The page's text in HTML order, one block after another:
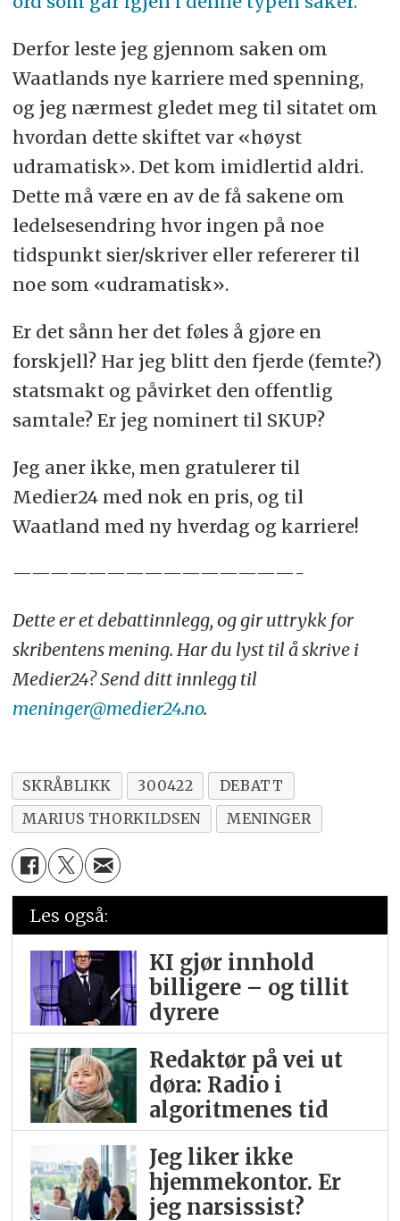
Derfor leste jeg gjennom saken om
Waatlands nye karriere med spenning,
og jeg nærmest gledet meg til sitatet om
hvordan dette skiftet var «høyst
udramatisk». Det kom imidlertid aldri.
Dette må være en av de få sakene om
ledelsesendring hvor ingen på noe
tidspunkt sier/skriver eller refererer til
noe som «udramatisk».
Er det sånn her det føles å gjøre en
forskjell? Har jeg blitt den fjerde (femte?)
statsmakt og påvirket den offentlig
samtale? Er jeg nominert til SKUP?
Jeg aner ikke, men gratulerer til
Medier24 med nok en pris, og til
Waatland med ny hverdag og karriere!
———————————————-
Dette er et debattinnlegg, og gir uttrykk for
skribentens mening. Har du lyst til å skrive i
Medier24? Send ditt innlegg til
meninger@medier24.no.
SKRÅBLIKK 300422
DEBATT
MARIUS THORKILDSEN
MENINGER
Les også:
KI gjør innhold
billigere – og tillit
dyrere
Redaktør på vei ut
døra: Radio i
algoritmenes tid
Jeg liker ikke
hjemme­kontor. Er
jeg narsissist?